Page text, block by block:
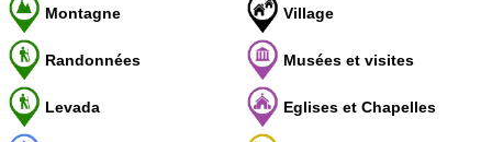
Montagne Village
Randonnées Musées et visites
Levada Eglises et Chapelles